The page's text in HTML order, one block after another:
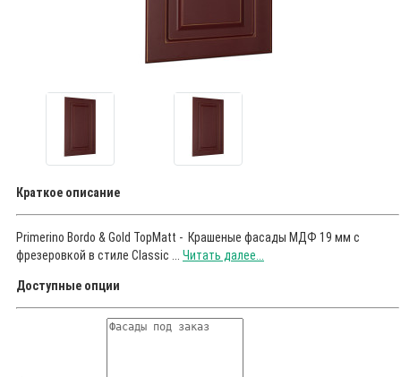
Краткое описание
Primerino Bordo & Gold TopMatt - Крашеные фасады МДФ 19 мм с
фрезеровкой в стиле Classic ... Читать далее...
Доступные опции